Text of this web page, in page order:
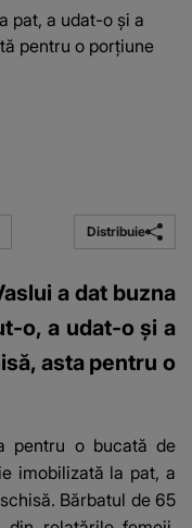
pat, a udat-o și a
pentru o porțiune
Distribuie
a dat buzna
o, a udat-o și a
asta pentru o
pentru o bucată de
imobilizată la pat, a
Bărbatul de 65